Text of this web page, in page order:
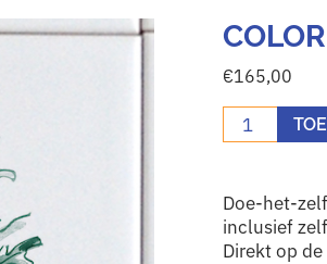
€165,00
Colored
Doe-het-
inclusief
Direkt op